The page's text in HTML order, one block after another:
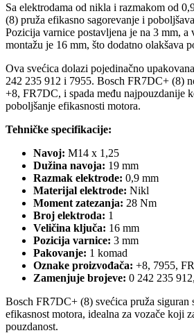
Sa elektrodama od nikla i razmakom od
(8) pruža efikasno sagorevanje i
Pozicija varnice postavljena je na 3 mm, a
montažu je 16 mm, što dodatno olakšava
Ova svećica dolazi pojedinačno
242 235 912 i 7955. Bosch FR7DC+ (8)
+8, FR7DC, i spada među najpouzdanije
poboljšanje efikasnosti motora.
Tehničke specifikacije:
Navoj: M14 x 1,25
Dužina navoja: 19 mm
Razmak elektrode: 0,9 mm
Materijal elektrode: Nikl
Moment zatezanja: 28 Nm
Broj elektroda: 1
Veličina ključa: 16 mm
Pozicija varnice: 3 mm
Pakovanje: 1 komad
Oznake proizvođača: +8, 7955,
Zamenjuje brojeve: 0 242 235
Bosch FR7DC+ (8) svećica pruža siguran
efikasnost motora, idealna za vozače koji
pouzdanost.